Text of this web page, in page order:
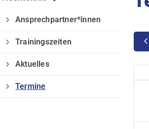
Ansprechpartner*innen
Trainingszeiten
Aktuelles
Termine